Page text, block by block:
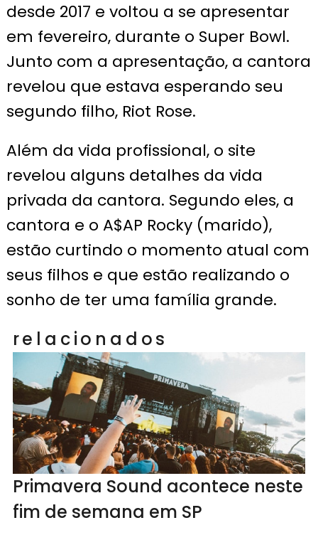
desde 2017 e voltou a se apresentar
em fevereiro, durante o Super Bowl.
Junto com a apresentação, a cantora
revelou que estava esperando seu
segundo filho, Riot Rose.
Além da vida profissional, o site
revelou alguns detalhes da vida
privada da cantora. Segundo eles, a
cantora e o A$AP Rocky (marido),
estão curtindo o momento atual com
seus filhos e que estão realizando o
sonho de ter uma família grande.
relacionados
Primavera Sound acontece neste
fim de semana em SP